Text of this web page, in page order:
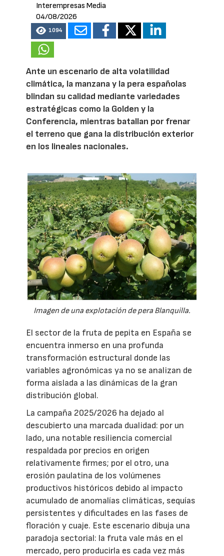
Interempresas Media
04/08/2026
1094
Ante un escenario de alta volatilidad
climática, la manzana y la pera españolas
blindan su calidad mediante variedades
estratégicas como la Golden y la
Conferencia, mientras batallan por frenar
el terreno que gana la distribución exterior
en los lineales nacionales.
Imagen de una explotación de pera Blanquilla.
El sector de la fruta de pepita en España se
encuentra inmerso en una profunda
transformación estructural donde las
variables agronómicas ya no se analizan de
forma aislada a las dinámicas de la gran
distribución global.
La campaña 2025/2026 ha dejado al
descubierto una marcada dualidad: por un
lado, una notable resiliencia comercial
respaldada por precios en origen
relativamente firmes; por el otro, una
erosión paulatina de los volúmenes
productivos históricos debido al impacto
acumulado de anomalías climáticas, sequías
persistentes y dificultades en las fases de
floración y cuaje. Este escenario dibuja una
paradoja sectorial: la fruta vale más en el
mercado, pero producirla es cada vez más